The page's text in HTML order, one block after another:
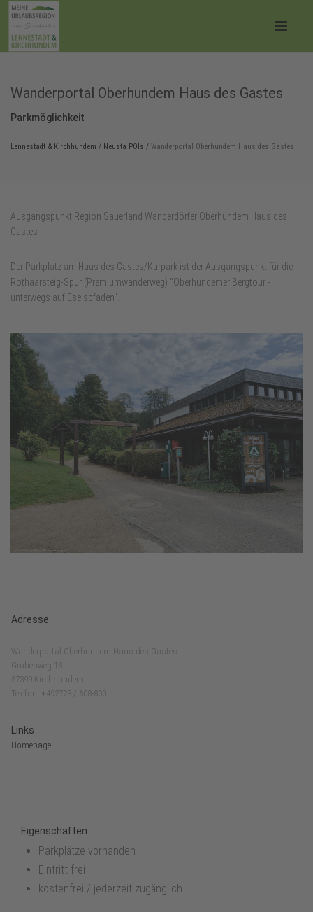
Wanderportal Oberhundem Haus des Gastes
Parkmöglichkeit
Lennestadt & Kirchhundem / Neusta POIs / Wanderportal Oberhundem Haus des Gastes
Ausgangspunkt Region Sauerland Wanderdörfer Oberhundem Haus des
Gastes
Der Parkplatz am Haus des Gastes/Kurpark ist der Ausgangspunkt für die
Rothaarsteig-Spur (Premiumwanderweg) "Oberhundemer Bergtour -
unterwegs auf Eselspfaden".
Adresse
Wanderportal Oberhundem Haus des Gastes
Grubenweg 18
57399 Kirchhundem
Telefon: +492723 / 608-800
Links
Homepage
Eigenschaften:
Parkplätze vorhanden
Eintritt frei
kostenfrei / jederzeit zugänglich